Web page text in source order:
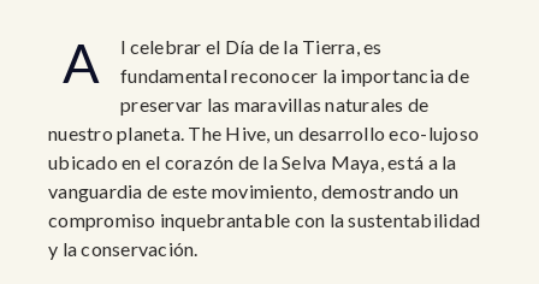
A
l celebrar el Día de la Tierra, es
fundamental reconocer la importancia de
preservar las maravillas naturales de
nuestro planeta. The Hive, un desarrollo eco-lujoso
ubicado en el corazón de la Selva Maya, está a la
vanguardia de este movimiento, demostrando un
compromiso inquebrantable con la sustentabilidad
y la conservación.